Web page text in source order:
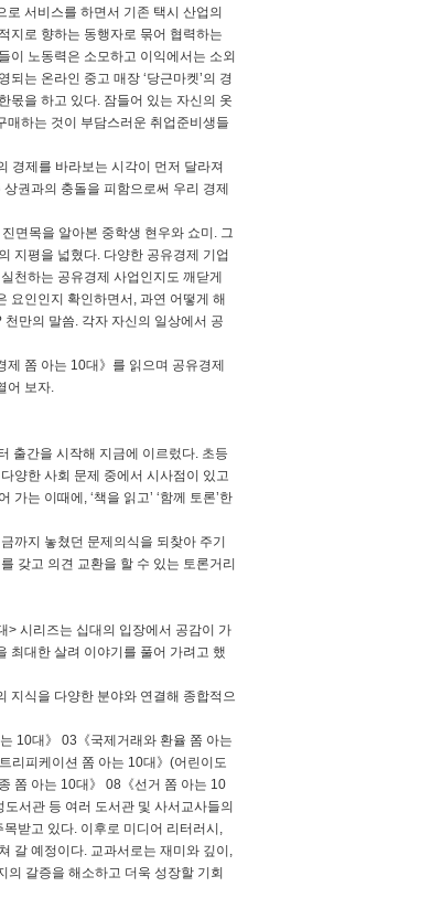
로 서비스를 하면서 기존 택시 산업의
지로 향하는 동행자로 묶어 협력하는
이 노동력은 소모하고 이익에서는 소외
는 온라인 중고 매장 ‘당근마켓’의 경
몫을 하고 있다. 잠들어 있는 자신의 옷
매하는 것이 부담스러운 취업준비생들
경제를 바라보는 시각이 먼저 달라져
권과의 충돌을 피함으로써 우리 경제
면목을 알아본 중학생 현우와 쇼미. 그
지평을 넓혔다. 다양한 공유경제 기업
천하는 공유경제 사업인지도 깨닫게
요인인지 확인하면서, 과연 어떻게 해
만의 말씀. 각자 자신의 일상에서 공
쫌 아는 10대》를 읽으며 공유경제
어 보자.
출간을 시작해 지금에 이르렀다. 초등
양한 사회 문제 중에서 시사점이 있고
는 이때에, ‘책을 읽고’ ‘함께 토론’한
까지 놓쳤던 문제의식을 되찾아 주기
갖고 의견 교환을 할 수 있는 토론거리
> 시리즈는 십대의 입장에서 공감이 가
최대한 살려 이야기를 풀어 가려고 했
지식을 다양한 분야와 연결해 종합적으
10대》 03《국제거래와 환율 쫌 아는
리피케이션 쫌 아는 10대》(어린이도
쫌 아는 10대》 08《선거 쫌 아는 10
서관 등 여러 도서관 및 사서교사들의
받고 있다. 이후로 미디어 리터러시,
갈 예정이다. 교과서로는 재미와 깊이,
갈증을 해소하고 더욱 성장할 기회